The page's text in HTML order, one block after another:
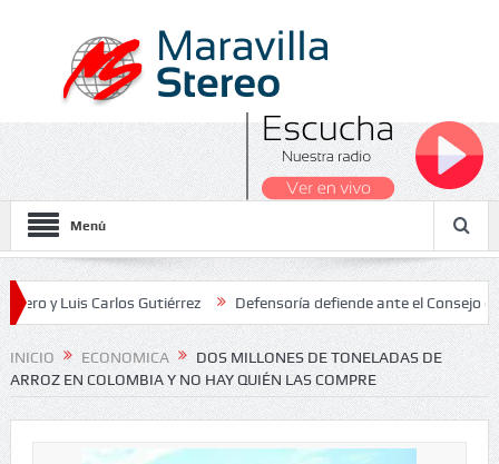
Menú
Carlos Gutiérrez Defensoría defiende ante el Consejo de
2026
INICIO ECONOMICA
DOS MILLONES DE TONELADAS DE
ARROZ EN COLOMBIA Y NO HAY QUIÉN LAS COMPRE